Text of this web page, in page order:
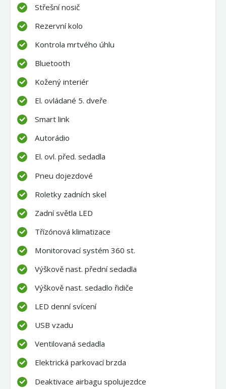
Střešní nosič
Rezervní kolo
Kontrola mrtvého úhlu
Bluetooth
Kožený interiér
El. ovládané 5. dveře
Smart link
Autorádio
El. ovl. před. sedadla
Pneu dojezdové
Roletky zadních skel
Zadní světla LED
Třízónová klimatizace
Monitorovací systém 360 st.
Výškově nast. přední sedadla
Výškově nast. sedadlo řidiče
LED denní svícení
USB vzadu
Ventilovaná sedadla
Elektrická parkovací brzda
Deaktivace airbagu spolujezdce